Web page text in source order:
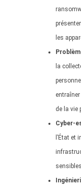
les
la
de la vie
Cyber-
l’État et